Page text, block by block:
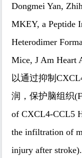
Dongmei Yan,
MKEY, a Peptide
Heterodimer
Mice, J Am Heart
以通过抑制
润，保护脑组织
of CXCL4-CCL5
the infiltration of
injury after stroke).